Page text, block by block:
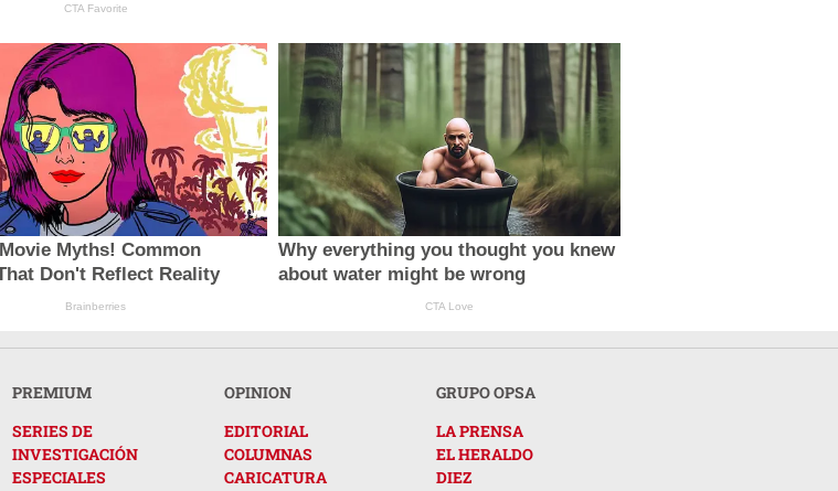
CTA Favorite
Myths! Common
Don't Reflect Reality
Brainberries
Why everything you thought you knew
about water might be wrong
CTA Love
PREMIUM
SERIES DE
INVESTIGACIÓN
ESPECIALES
OPINION
EDITORIAL
COLUMNAS
CARICATURA
GRUPO OPSA
LA PRENSA
EL HERALDO
DIEZ